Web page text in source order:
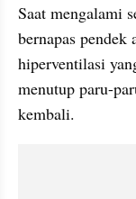
Saat mengalami
bernapas pendek
hiperventilasi
menutup paru-
kembali.